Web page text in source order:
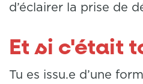
d’éclairer la prise de
Et si c'était
Tu es issu.e d’une